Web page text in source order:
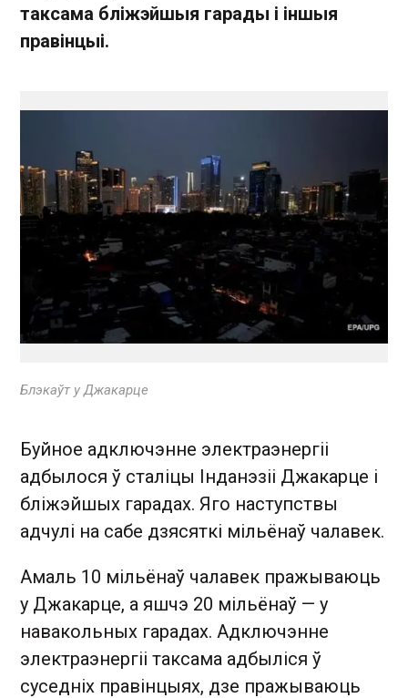
таксама бліжэйшыя гарады і іншыя
правінцыі.
Блэкаўт у Джакарце
Буйное адключэнне электраэнергіі
адбылося ў сталіцы Інданэзіі Джакарце і
бліжэйшых гарадах. Яго наступствы
адчулі на сабе дзясяткі мільёнаў чалавек.
Амаль 10 мільёнаў чалавек пражываюць
у Джакарце, а яшчэ 20 мільёнаў — у
навакольных гарадах. Адключэнне
электраэнергіі таксама адбыліся ў
суседніх правінцыях, дзе пражываюць